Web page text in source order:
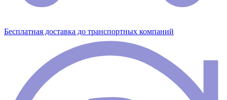
Бесплатная доставка до транспортных компаний